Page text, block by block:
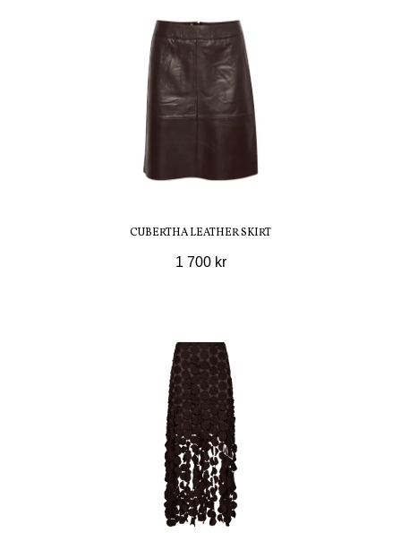
CUBERTHA LEATHER SKIRT
1 700 kr